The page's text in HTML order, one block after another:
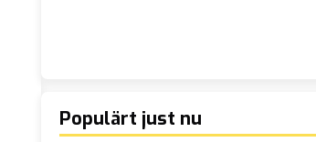
Populärt just nu